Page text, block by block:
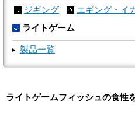
ジギング エギング・イ
ライトゲーム
製品一覧
ライトゲームフィッシュの食性